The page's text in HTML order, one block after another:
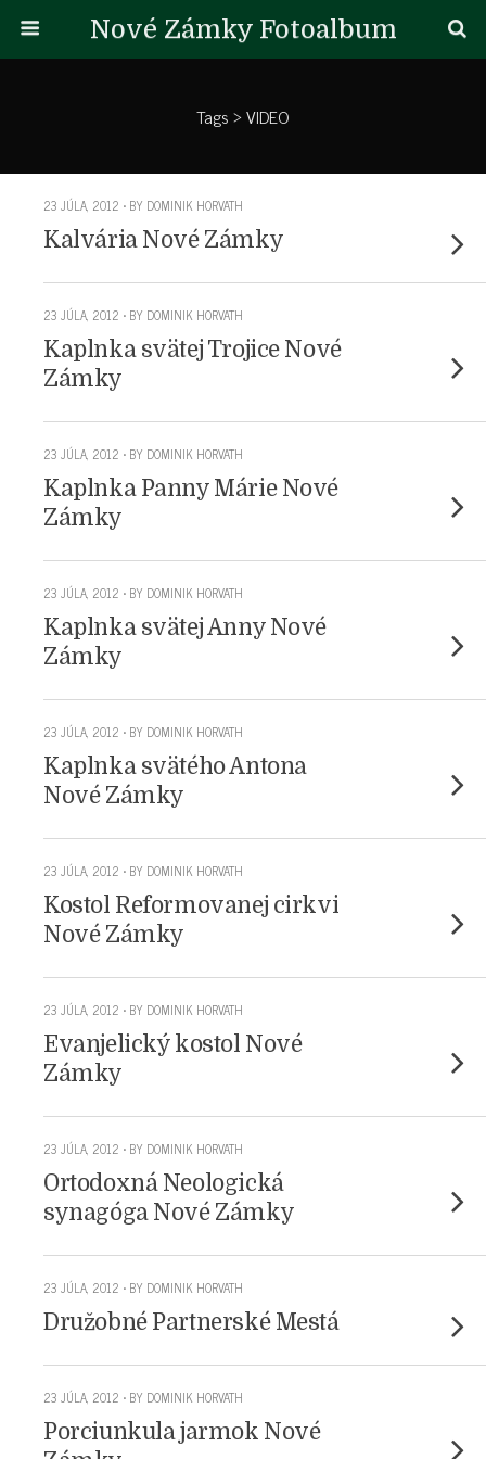
Nové Zámky Fotoalbum
Tags › VIDEO
23 JÚLA, 2012 • BY DOMINIK HORVATH
Kalvária Nové Zámky
23 JÚLA, 2012 • BY DOMINIK HORVATH
Kaplnka svätej Trojice Nové
Zámky
23 JÚLA, 2012 • BY DOMINIK HORVATH
Kaplnka Panny Márie Nové
Zámky
23 JÚLA, 2012 • BY DOMINIK HORVATH
Kaplnka svätej Anny Nové
Zámky
23 JÚLA, 2012 • BY DOMINIK HORVATH
Kaplnka svätého Antona
Nové Zámky
23 JÚLA, 2012 • BY DOMINIK HORVATH
Kostol Reformovanej cirkvi
Nové Zámky
23 JÚLA, 2012 • BY DOMINIK HORVATH
Evanjelický kostol Nové
Zámky
23 JÚLA, 2012 • BY DOMINIK HORVATH
Ortodoxná Neologická
synagóga Nové Zámky
23 JÚLA, 2012 • BY DOMINIK HORVATH
Družobné Partnerské Mestá
23 JÚLA, 2012 • BY DOMINIK HORVATH
Porciunkula jarmok Nové